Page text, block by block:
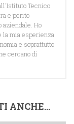
Tecnico
e perito
Ho
la mia esperienza
e soprattutto
cercano di
ANCHE...